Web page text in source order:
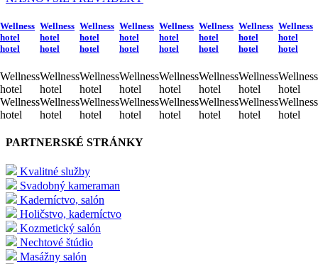
Wellness
hotel
hotel
Wellness
hotel
Wellness
hotel
Wellness
hotel
hotel
Wellness
hotel
Wellness
hotel
Wellness
hotel
hotel
Wellness
hotel
Wellness
hotel
Wellness
hotel
hotel
Wellness
hotel
Wellness
hotel
Wellness
hotel
hotel
Wellness
hotel
Wellness
hotel
Wellness
hotel
hotel
Wellness
hotel
Wellness
hotel
Wellness
hotel
hotel
Wellness
hotel
Wellness
hotel
Wellness
hotel
hotel
Wellness
hotel
Wellness
hotel
PARTNERSKÉ STRÁNKY
Kvalitné služby
Svadobný kameraman
Kaderníctvo, salón
Holičstvo, kaderníctvo
Kozmetický salón
Nechtové štúdio
Masážny salón